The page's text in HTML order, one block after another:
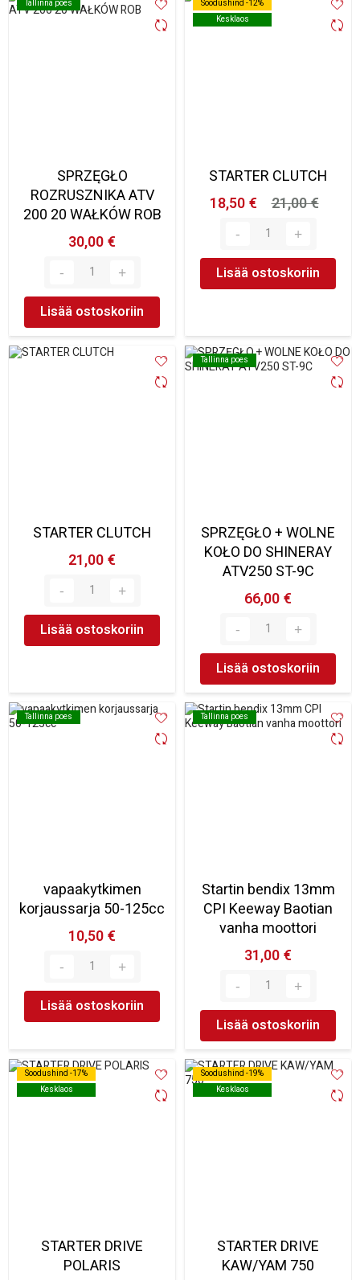
Tallinna poes
Tallinna poes
SPRZĘGŁO
ROZRUSZNIKA ATV
200 20 WAŁKÓW ROB
30,00 €
Lisää ostoskoriin
Soodushind -12%
Kesklaos
Soodushind -12%
Kesklaos
STARTER CLUTCH
18,50 €
21,00 €
Lisää ostoskoriin
STARTER CLUTCH
21,00 €
Lisää ostoskoriin
Tallinna poes
Tallinna poes
SPRZĘGŁO + WOLNE
KOŁO DO SHINERAY
ATV250 ST-9C
66,00 €
Lisää ostoskoriin
Tallinna poes
Tallinna poes
vapaakytkimen
korjaussarja 50-125cc
10,50 €
Lisää ostoskoriin
Tallinna poes
Tallinna poes
Startin bendix 13mm
CPI Keeway Baotian
vanha moottori
31,00 €
Lisää ostoskoriin
Soodushind -17%
Kesklaos
Soodushind -17%
Kesklaos
STARTER DRIVE
POLARIS
Soodushind -19%
Kesklaos
Soodushind -19%
Kesklaos
STARTER DRIVE
KAW/YAM 750